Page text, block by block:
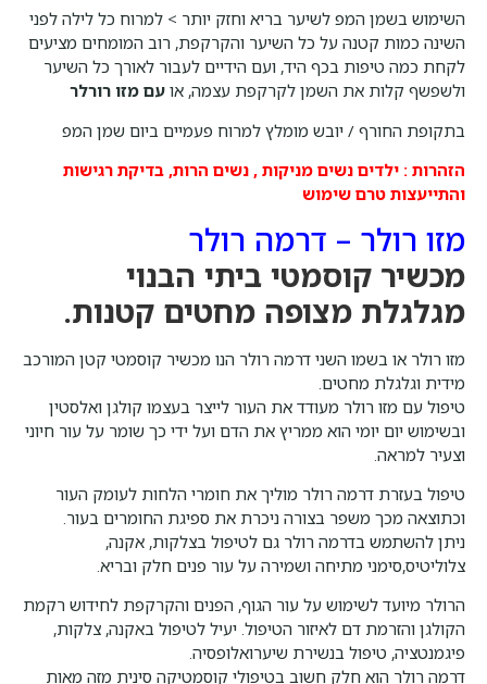
השימוש בשמן המפ לשיער בריא וחזק יותר > למרוח כל לילה לפני
השינה כמות קטנה על כל השיער והקרקפת, רוב המומחים מציעים
לקחת כמה טיפות בכף היד, ועם הידיים לעבור לאורך כל השיער
ולשפשף קלות את השמן לקרקפת עצמה, או עם מזו רורלר
בתקופת החורף / יובש מומלץ למרוח פעמיים ביום שמן המפ
הזהרות : ילדים נשים מניקות , נשים הרות, בדיקת רגישות
והתייעצות טרם שימוש
מזו רולר – דרמה רולר
מכשיר קוסמטי ביתי הבנוי
מגלגלת מצופה מחטים קטנות.
מזו רולר או בשמו השני דרמה רולר הנו מכשיר קוסמטי קטן המורכב
מידית וגלגלת מחטים.
טיפול עם מזו רולר מעודד את העור לייצר בעצמו קולגן ואלסטין
ובשימוש יום יומי הוא ממריץ את הדם ועל ידי כך שומר על עור חיוני
וצעיר למראה.
טיפול בעזרת דרמה רולר מוליך את חומרי הלחות לעומק העור
וכתוצאה מכך משפר בצורה ניכרת את ספיגת החומרים בעור.
ניתן להשתמש בדרמה רולר גם לטיפול בצלקות, אקנה,
צלוליטיס,סימני מתיחה ושמירה על עור פנים חלק ובריא.
הרולר מיועד לשימוש על עור הגוף, הפנים והקרקפת לחידוש רקמת
הקולגן והזרמת דם לאיזור הטיפול. יעיל לטיפול באקנה, צלקות,
פיגמנטציה, טיפול בנשירת שיערואלופסיה.
דרמה רולר הוא חלק חשוב בטיפולי קוסמטיקה סינית מזה מאות